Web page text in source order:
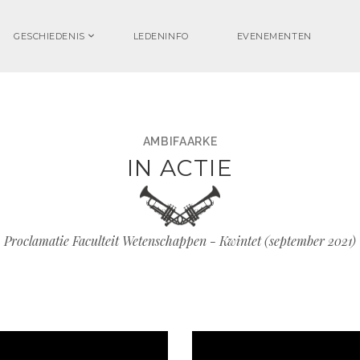
GESCHIEDENIS LEDENINFO EVENEMENTEN
AMBIFAARKE
IN ACTIE
Proclamatie Faculteit Wetenschappen - Kwintet (september 2021)